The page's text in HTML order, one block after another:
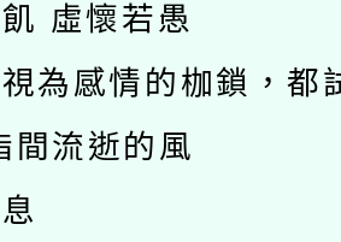
虛懷若愚
為感情的枷鎖，都
間流逝的風